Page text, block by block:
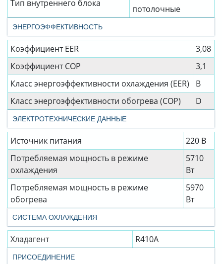
Тип внутреннего блока
потолочные
ЭНЕРГОЭФФЕКТИВНОСТЬ
Коэффициент EER
3,08
Коэффициент СОР
3,1
Класс энергоэффективности охлаждения (EER)
B
Класс энергоэффективности обогрева (COP)
D
ЭЛЕКТРОТЕХНИЧЕСКИЕ ДАННЫЕ
Источник питания
220 В
Потребляемая мощность в режиме
охлаждения
5710
Вт
Потребляемая мощность в режиме
обогрева
5970
Вт
СИСТЕМА ОХЛАЖДЕНИЯ
Хладагент R410A
ПРИСОЕДИНЕНИЕ